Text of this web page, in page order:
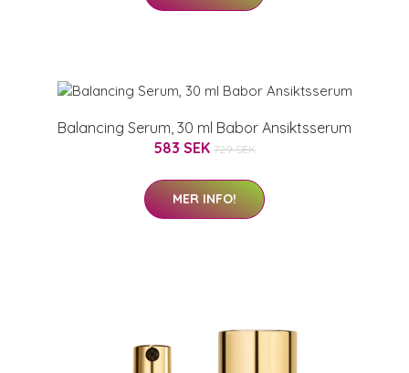
Balancing Serum, 30 ml Babor Ansiktsserum
583 SEK 729 SEK
MER INFO!